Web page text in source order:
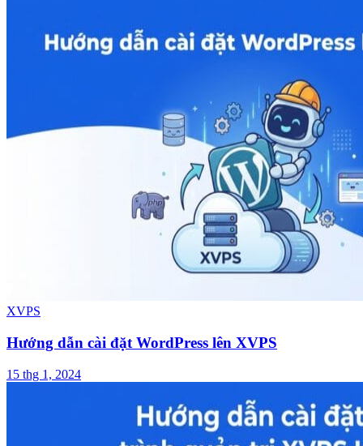
XVPS
Hướng dẫn cài đặt WordPress lên XVPS
15 thg 1, 2024